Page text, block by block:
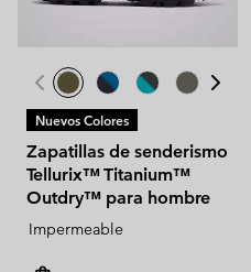
Nuevos Colores
Zapatillas de senderismo
Tellurix™ Titanium™
Outdry™ para hombre
Impermeable